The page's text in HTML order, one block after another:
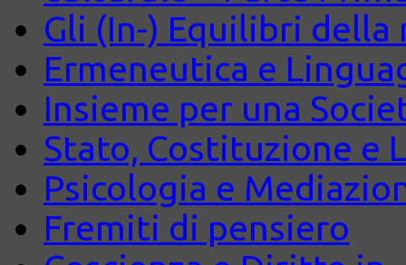
Gli (In-) Equilibri della
Ermeneutica e
Insieme per una
Stato, Costituzione e
Psicologia e
Fremiti di pensiero